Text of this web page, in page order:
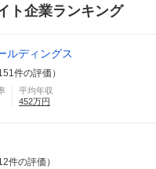
ト企業ランキング
ルディングス
件の評価）
平均年収
452万円
件の評価）